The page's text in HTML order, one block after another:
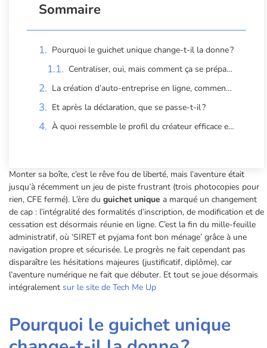
Sommaire
Pourquoi le guichet unique change-t-il la donne ?
Centraliser, oui, mais comment ça se prépare ?
La création d’auto-entreprise en ligne, comment ça marche vraiment ?
Et après la déclaration, que se passe-t-il ?
À quoi ressemble le profil du créateur efficace en 2025 ?
Monter sa boîte, c’est le rêve fou de liberté, mais l’aventure était
jusqu’à récemment un jeu de piste frustrant (trois photocopies pour
rien, CFE fermé). L’ère du guichet unique a marqué un changement
de cap : l’intégralité des formalités d’inscription, de modification et de
cessation est désormais réunie en ligne. C’est la fin du mille-feuille
administratif, où ‘SIRET et pyjama font bon ménage’ grâce à une
navigation propre et sécurisée. Le progrès ne fait cependant pas
disparaître les hésitations majeures (justificatif, diplôme), car
l’aventure numérique ne fait que débuter. Et tout se joue désormais
intégralement sur le site de Tech Me Up
Pourquoi le guichet unique